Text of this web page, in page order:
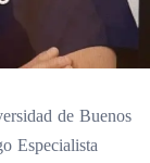
de Buenos
Especialista